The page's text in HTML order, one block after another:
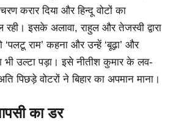
करार दिया और हिन्दू वोटों का
इसके अलावा, राहुल और तेजस्वी द्वारा
‘पलटू राम’ कहना और उन्हें ‘बूढ़ा’ और
भी उल्टा पड़ा। इसे नीतीश कुमार के लव-
पिछड़े वोटरों ने बिहार का अपमान माना।
का डर